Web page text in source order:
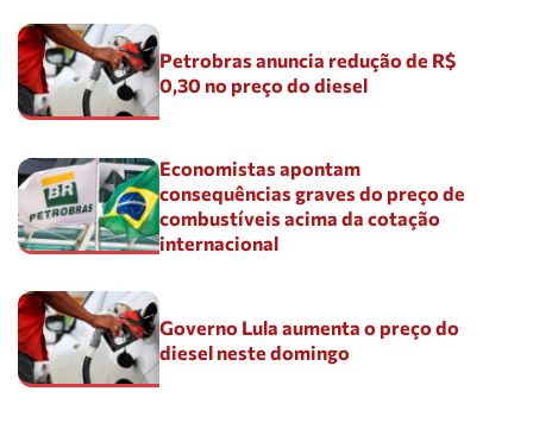
Petrobras anuncia redução de R$
0,30 no preço do diesel
Economistas apontam
consequências graves do preço de
combustíveis acima da cotação
internacional
Governo Lula aumenta o preço do
diesel neste domingo